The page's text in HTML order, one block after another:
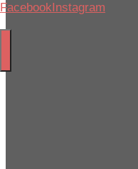
FacebookInstagram